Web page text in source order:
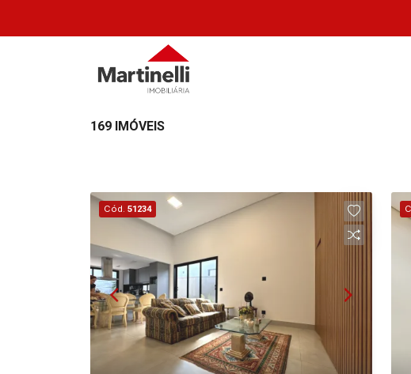
169 IMÓVEIS
Cód. 51234